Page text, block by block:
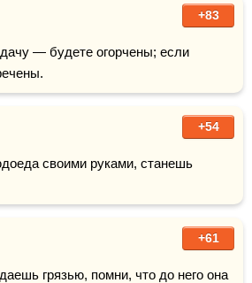
+83
— будете огорчены; если
+54
своими руками, станешь
+61
грязью, помни, что до него она